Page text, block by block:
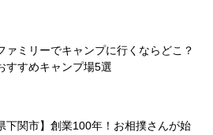
ァミリーでキャンプに行くならどこ？
すすめキャンプ場5選
下関市】創業100年！お相撲さんが始